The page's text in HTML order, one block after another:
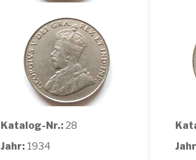
Katalog-Nr.: 28
Jahr: 1934